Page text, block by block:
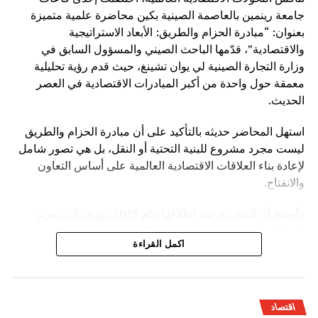
جامعة رينمين بالعاصمة الصينية بكين محاضرة علمية متميزة
بعنوان: “مبادرة الحزام والطريق: الأبعاد الاستراتيجية
والاقتصادية”، قدّمها الباحث الصيني والمسؤول السابق في
وزارة التجارة الصينية لي يوان تشينغ، حيث قدم رؤية تحليلية
معمقة حول واحدة من أكبر المبادرات الاقتصادية في العصر
الحديث.
استهل المحاضر حديثه بالتأكيد على أن مبادرة الحزام والطريق
ليست مجرد مشروع للبنية التحتية أو النقل، بل هي تصور شامل
لإعادة بناء العلاقات الاقتصادية العالمية على أساس التعاون
والانفتاح.
الترابط بين القارات الثلاث عبر شبكة واسعة من الموانئ
والسكك الحديدية والطرق البرية والممرات البحرية، إضافة إلى
الصناعي.
وخلال عرضه التفصيلي، أبرز لي يوان تشينغ أن المبادرة ساهمت
اكمل القراءة
اقتصاد